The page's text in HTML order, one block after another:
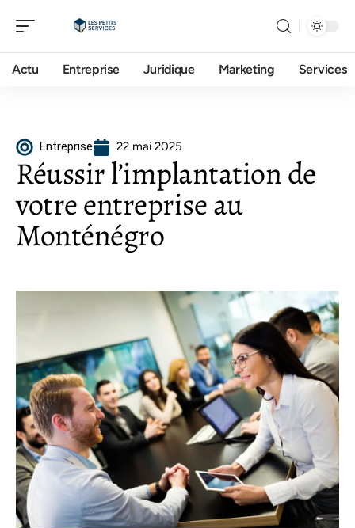
Actu Entreprise Juridique Marketing Services
Entreprise 22 mai 2025
Réussir l’implantation de
votre entreprise au
Monténégro